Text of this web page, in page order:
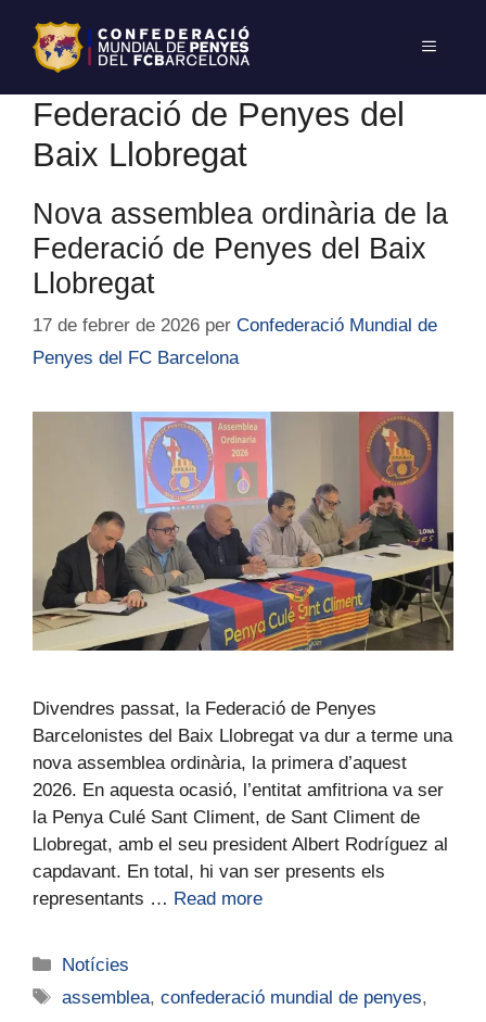
Federació de Penyes del
Baix Llobregat
Nova assemblea ordinària de la
Federació de Penyes del Baix
Llobregat
17 de febrer de 2026 per Confederació Mundial de
Penyes del FC Barcelona
Divendres passat, la Federació de Penyes
Barcelonistes del Baix Llobregat va dur a terme una
nova assemblea ordinària, la primera d’aquest
2026. En aquesta ocasió, l’entitat amfitriona va ser
la Penya Culé Sant Climent, de Sant Climent de
Llobregat, amb el seu president Albert Rodríguez al
capdavant. En total, hi van ser presents els
representants … Read more
Notícies
assemblea,confederació mundial de penyes,